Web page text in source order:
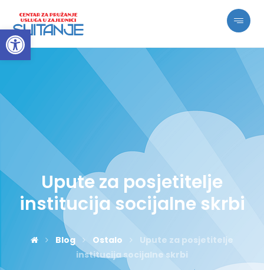
Open toolbar
Upute za posjetitelje
institucija socijalne skrbi
Blog Ostalo
Upute za posjetitelje
institucija socijalne skrbi